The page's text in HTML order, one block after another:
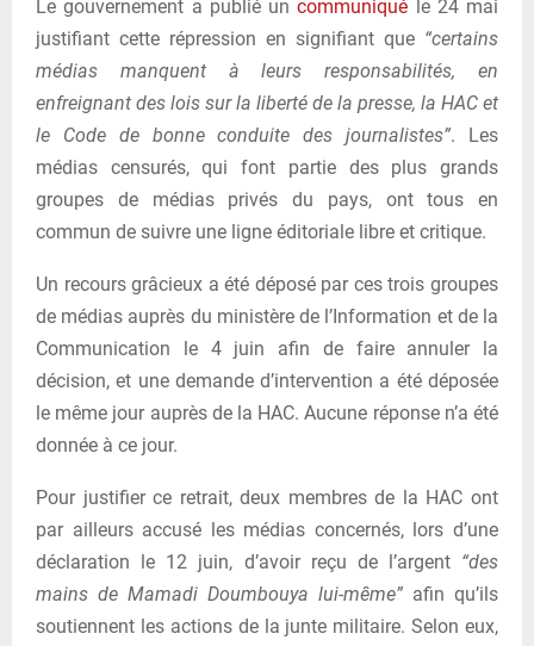
Le gouvernement a publié uncommuniqué le 24 mai
justifiant cette répression en signifiant que “certains
médias manquent à leurs responsabilités, en
enfreignant des lois sur la liberté de la presse, la HAC et
le Code de bonne conduite des journalistes”. Les
médias censurés, qui font partie des plus grands
groupes de médias privés du pays, ont tous en
commun de suivre une ligne éditoriale libre et critique.
Un recours grâcieux a été déposé par ces trois groupes
de médias auprès du ministère de l’Information et de la
Communication le 4 juin afin de faire annuler la
décision, et une demande d’intervention a été déposée
le même jour auprès de la HAC. Aucune réponse n’a été
donnée à ce jour.
Pour justifier ce retrait, deux membres de la HAC ont
par ailleurs accusé les médias concernés, lors d’une
déclaration le 12 juin, d’avoir reçu de l’argent “des
mains de Mamadi Doumbouya lui-même” afin qu’ils
soutiennent les actions de la junte militaire. Selon eux,